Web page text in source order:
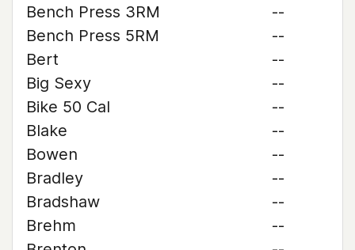
Bench Press 3RM
--
Bench Press 5RM
--
Bert
--
Big Sexy
--
Bike 50 Cal
--
Blake
--
Bowen
--
Bradley
--
Bradshaw
--
Brehm
--